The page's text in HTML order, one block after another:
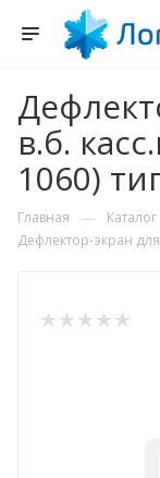
в.б.
1060)
Главная — Каталог
Дефлектор-экран